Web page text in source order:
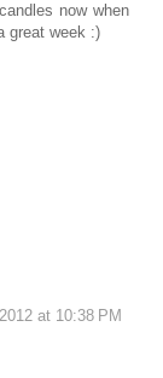
now when
great week :)
at 10:38 PM